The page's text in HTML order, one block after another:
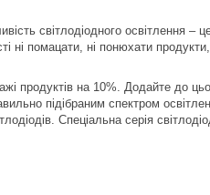
світлодіодного освітлення –
ні помацати, ні понюхати
продуктів на 10%. Додайте до
підібраним спектром
Спеціальна серія